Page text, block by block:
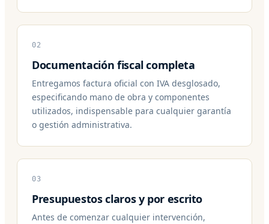
02
Documentación fiscal completa
Entregamos factura oficial con IVA desglosado,
especificando mano de obra y componentes
utilizados, indispensable para cualquier garantía
o gestión administrativa.
03
Presupuestos claros y por escrito
Antes de comenzar cualquier intervención,